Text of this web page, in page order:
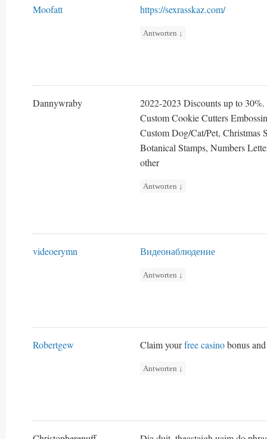
Moofatt https://sexrasskaz.com/
Antworten ↓
Dannywraby
2022-2023 Discounts up to
Custom Cookie Cutters
Custom Dog/Cat/Pet, Christmas
Botanical Stamps, Numbers
other
Antworten ↓
videoerymn Видеонаблюдение
Antworten ↓
Robertgew Claim yourfree casinobonus
Antworten ↓